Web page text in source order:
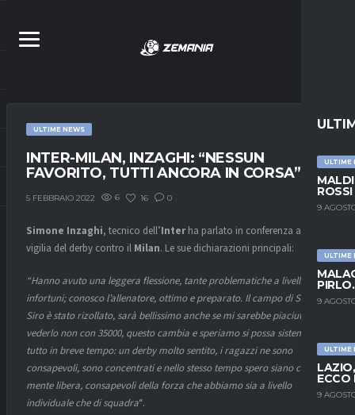
ULTIME
9
ULTIME
9
ULTIME
ECCO
9
ULTIME NEWS
INTER-MILAN, INZAGHI: “NESSUN
FAVORITO, TUTTI ANCORA IN CORSA”
5 FEBBRAIO 2022 6 16 0
Simone Inzaghi, tecnico dell’Interha parlato in conferenza alla
vigilia del derby contro il Milan. Le sue dichiarazioni principali:
“Hanno avuto una leggera flessione, tante problematiche a livelli di
infortuni; conosco l’allenatore, ottimo e preparato. Il campo di San
Siro è stato rizollato, sarà bellissimo anche se mi sarebbe piaciuto
vederlo non con 35000, questo cambia e speriamo si possa sistemare
tutto in breve tempo: un derby molto sentito, i ragazzi ne sono
consapevoli, sono concentrati e nello stesso tempo spero siano con la
mente libera, consapevoli della forza che abbiamo sia a livello
individuale che di squadra“.